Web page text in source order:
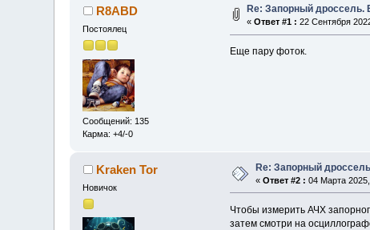
R8ABD
Постоялец
Сообщений: 135
Карма: +4/-0
Re: Запорный дроссель.
«Ответ #1 : 22 Сентября
Еще пару фоток.
Kraken Tor
Новичок
Re: Запорный
«Ответ #2 : 04 Марта
Чтобы измерить АЧХ
затем смотри на